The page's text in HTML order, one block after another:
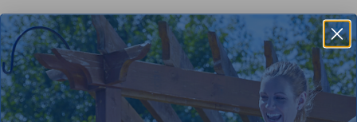
Description
Paroi de piscine de remplacement Vision ovale de 13 x 20
pieds de 52 pouces (périmètre de 54 pieds et 4 pouces)